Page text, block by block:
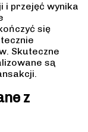
i przejęć wynika
się
Skuteczne
są
z